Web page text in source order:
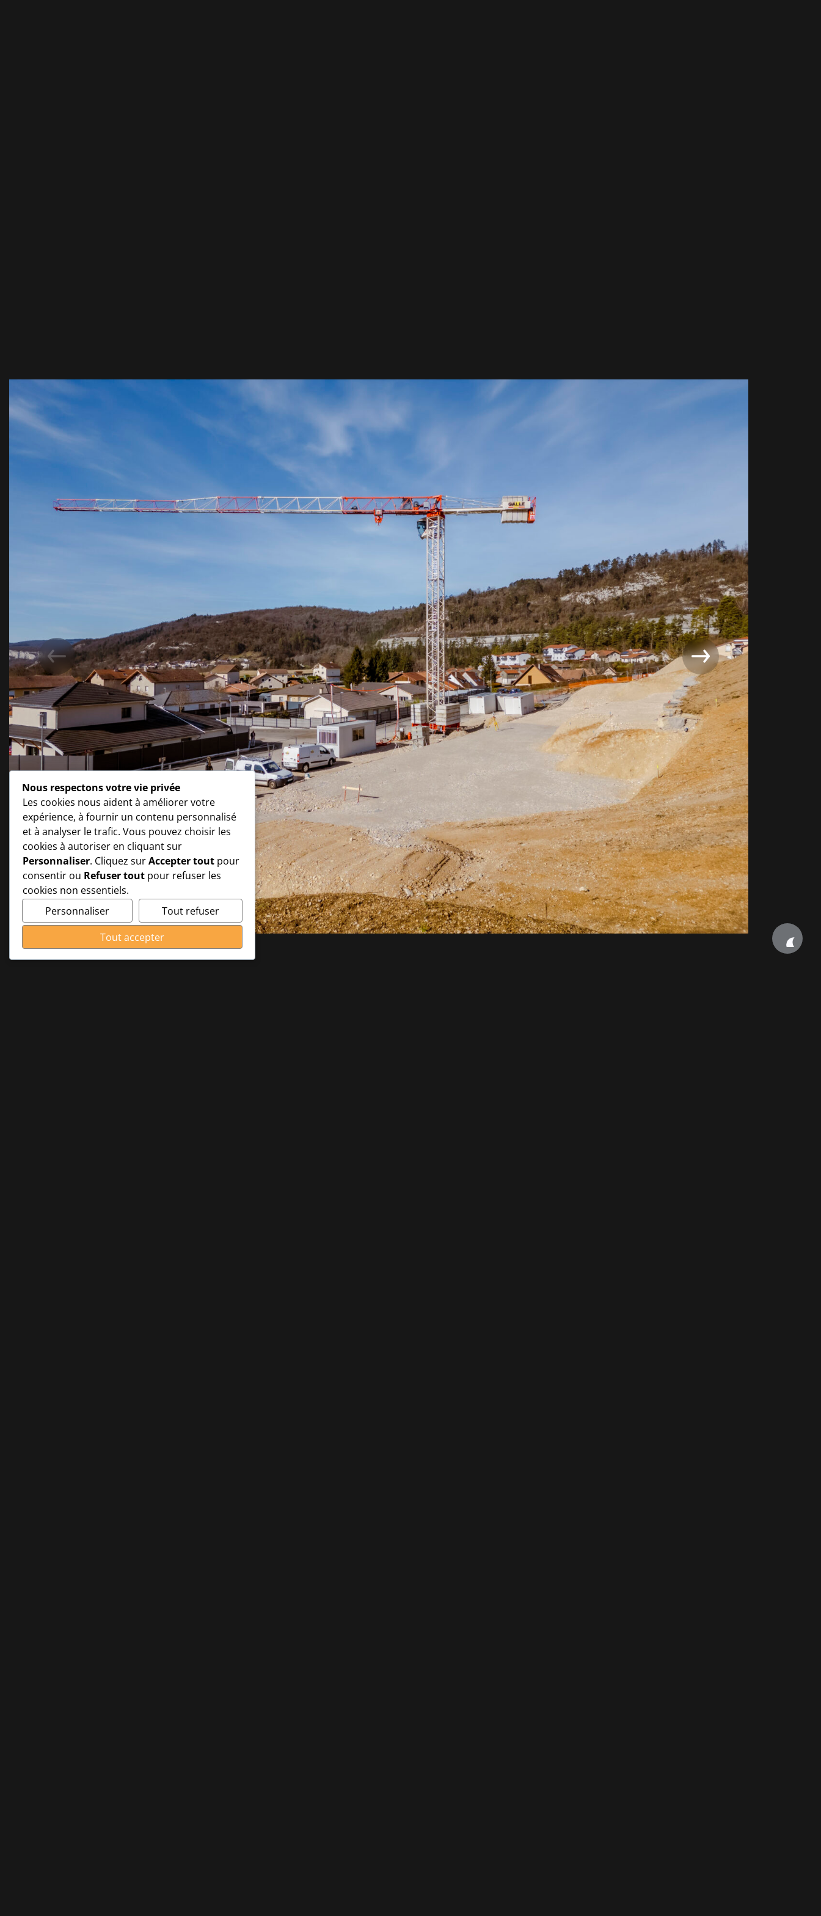
Nous respectons votre vie privée
Les cookies nous aident à améliorer votre
expérience, à fournir un contenu personnalisé
et à analyser le trafic. Vous pouvez choisir les
cookies à autoriser en cliquant sur
Personnaliser. Cliquez surAccepter tout pour
consentir ou Refuser tout pour refuser les
cookies non essentiels.
Personnaliser
Tout refuser
Tout accepter